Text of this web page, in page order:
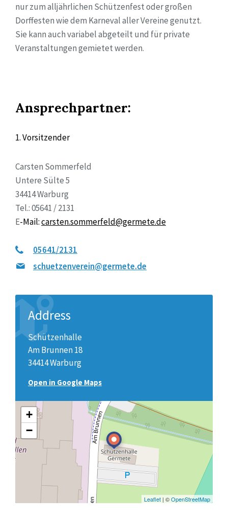
nur zum alljährlichen Schützenfest oder großen
Dorffesten wie dem Karneval aller Vereine genutzt.
Sie kann auch variabel abgeteilt und für private
Veranstaltungen gemietet werden.
Ansprechpartner:
1. Vorsitzender
Carsten Sommerfeld
Untere Sülte 5
34414 Warburg
Tel.: 05641 / 2131
E-Mail:carsten.sommerfeld@germete.de
05641/2131
schuetzenverein@germete.de
Address
Schützenhalle
Am Brunnen 18
34414 Warburg
Open in Google Maps
+
−
Leaflet | ©OpenStreetMap